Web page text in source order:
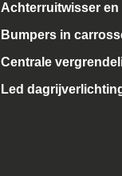
Achterruitwisser en
Bumpers in
Centrale
Led